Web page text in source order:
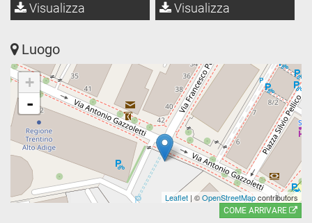
Visualizza Visualizza
Luogo
+
-
Leaflet | ©OpenStreetMapcontributors
COME ARRIVARE